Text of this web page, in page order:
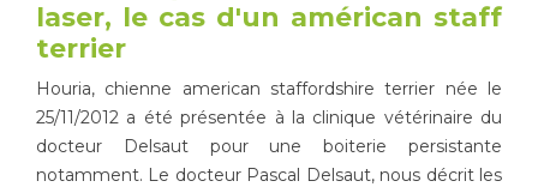
laser, le cas d'un américan staff
terrier
Houria, chienne american staffordshire terrier née le
25/11/2012 a été présentée à la clinique vétérinaire du
docteur Delsaut pour une boiterie persistante
notamment. Le docteur Pascal Delsaut, nous décrit les
Tapis de course
Analyse biomécanique
Les packs kiné